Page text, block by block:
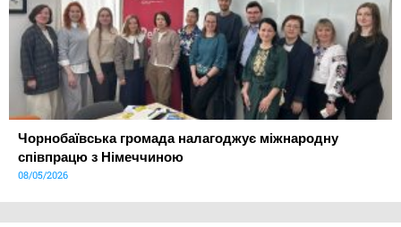
Чорнобаївська громада налагоджує міжнародну
співпрацю з Німеччиною
08/05/2026